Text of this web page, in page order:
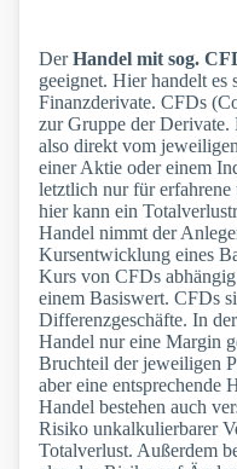
DerHandel mit sog.
geeignet. Hier handelt es
Finanzderivate. CFDs
zur Gruppe der
also direkt vom
einer Aktie oder einem
letztlich nur für
hier kann ein
Handel nimmt der
Kursentwicklung eines
Kurs von CFDs
einem Basiswert. CFDs
Differenzgeschäfte. In
Handel nur eine Margin
Bruchteil der jeweiligen
aber eine
Handel bestehen auch
Risiko unkalkulierbarer
Totalverlust. Außerdem